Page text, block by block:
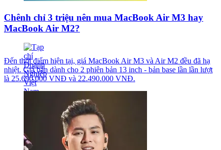
Chênh chỉ 3 triệu nên mua MacBook Air M3 hay
MacBook Air M2?
Đến thời điểm hiện tại, giá MacBook Air M3 và Air M2 đều đã hạ
nhiệt. Giá bán dành cho 2 phiên bản 13 inch - bản base lần lần lượt
là 25.690.000 VNĐ và 22.490.000 VNĐ.